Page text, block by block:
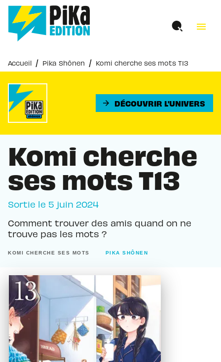
MENU RECHERCHE
PIED DE PAGE
menu
Accueil / Pika Shônen / Komi cherche ses mots T13
arrow_forward DÉCOUVRIR L'UNIVERS
Komi cherche
ses mots T13
Sortie le 5 juin 2024
Comment trouver des amis quand on ne
trouve pas les mots ?
KOMI CHERCHE SES MOTS PIKA SHÔNEN